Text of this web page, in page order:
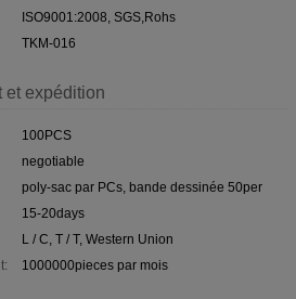
ISO9001:2008, SGS,Rohs
TKM-016
et expédition
100PCS
negotiable
poly-sac par PCs, bande dessinée 50per
15-20days
L / C, T / T, Western Union
1000000pieces par mois